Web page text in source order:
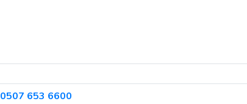
0507 653 6600